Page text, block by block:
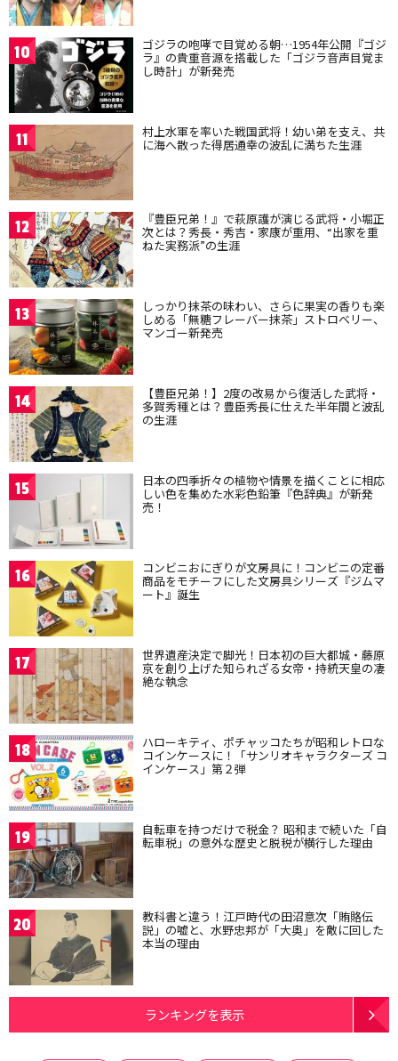
10 ゴジラの咆哮で目覚める朝…1954年公開『ゴジ
ラ』の貴重音源を搭載した「ゴジラ音声目覚ま
し時計」が新発売
11 村上水軍を率いた戦国武将！幼い弟を支え、共
に海へ散った得居通幸の波乱に満ちた生涯
12 『豊臣兄弟！』で萩原護が演じる武将・小堀正
次とは？秀長・秀吉・家康が重用、“出家を重
ねた実務派”の生涯
13 しっかり抹茶の味わい、さらに果実の香りも楽
しめる「無糖フレーバー抹茶」ストロベリー、
マンゴー新発売
14 【豊臣兄弟！】2度の改易から復活した武将・
多賀秀種とは？豊臣秀長に仕えた半年間と波乱
の生涯
15 日本の四季折々の植物や情景を描くことに相応
しい色を集めた水彩色鉛筆『色辞典』が新発
売！
16 コンビニおにぎりが文房具に！コンビニの定番
商品をモチーフにした文房具シリーズ『ジムマ
ート』誕生
17 世界遺産決定で脚光！日本初の巨大都城・藤原
京を創り上げた知られざる女帝・持統天皇の凄
絶な執念
18 ハローキティ、ポチャッコたちが昭和レトロな
コインケースに！「サンリオキャラクターズ コ
インケース」第２弾
19 自転車を持つだけで税金？ 昭和まで続いた「自
転車税」の意外な歴史と脱税が横行した理由
20 教科書と違う！江戸時代の田沼意次「賄賂伝
説」の嘘と、水野忠邦が「大奥」を敵に回した
本当の理由
ランキングを表示